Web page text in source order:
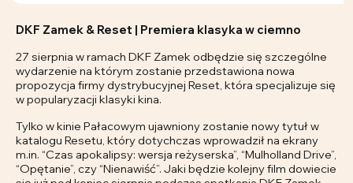
DKF Zamek & Reset | Premiera klasyka w ciemno
27 sierpnia w ramach DKF Zamek odbędzie się szczególne
wydarzenie na którym zostanie przedstawiona nowa
propozycja firmy dystrybucyjnej Reset, która specjalizuje się
w popularyzacji klasyki kina.
Tylko w kinie Pałacowym ujawniony zostanie nowy tytuł w
katalogu Resetu, który dotychczas wprowadził na ekrany
m.in. “Czas apokalipsy: wersja reżyserska”, “Mulholland Drive”,
“Opętanie”, czy “Nienawiść”. Jaki będzie kolejny film dowiecie